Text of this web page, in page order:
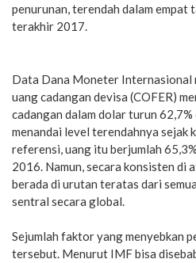
penurunan, terendah dalam empat
terakhir 2017.
Data Dana Moneter Internasional
uang cadangan devisa (COFER)
cadangan dalam dolar turun 62,7%
menandai level terendahnya
referensi, uang itu berjumlah
2016. Namun, secara konsisten di
berada di urutan teratas dari
sentral secara global.
Sejumlah faktor yang menyebkan
tersebut. Menurut IMF bisa